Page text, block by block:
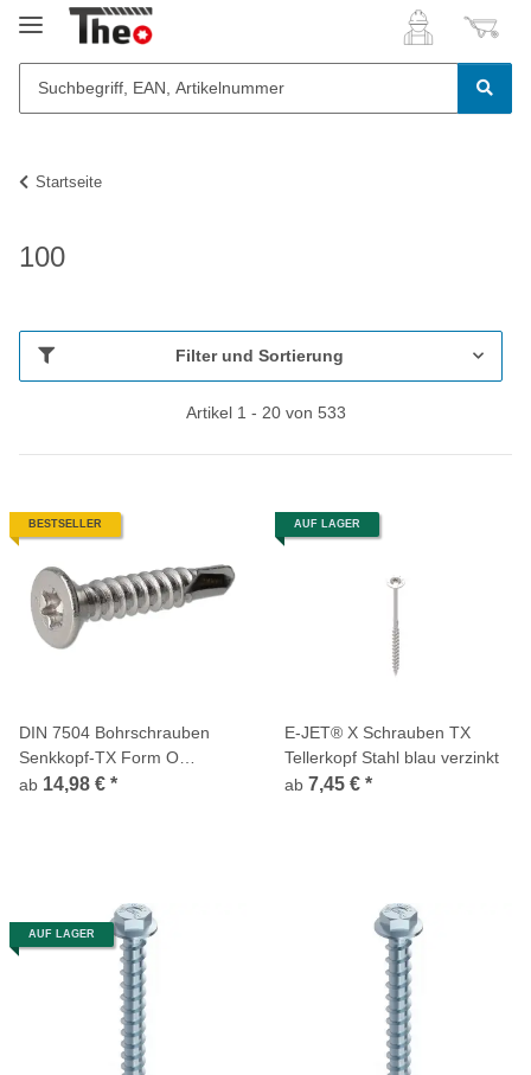
Startseite
100
Filter und Sortierung
Artikel 1 - 20 von 533
BESTSELLER
DIN 7504 Bohrschrauben
Senkkopf-TX Form O
Edelstahl A4
ab 14,98 € *
AUF LAGER
E-JET® X Schrauben TX
Tellerkopf Stahl blau verzinkt
ab 7,45 € *
AUF LAGER